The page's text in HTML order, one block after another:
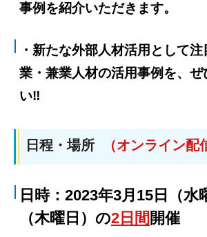
事例を紹介いただきます。
・新たな外部人材活用として注
業・兼業人材の活用事例を、ぜ
い‼
日程・場所 （オンライン配
日時：2023年3月15日（水
（木曜日）の2日間 開催